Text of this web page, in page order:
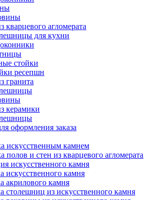
кварцевого агломерата
для кухни
стойки
ресепшн
гранита
керамики
оформления заказа
искусственным камнем
полов и стен из кварцевого агломерата
искусственного камня
искусственного камня
акрилового камня
столешниц из искусственного камня